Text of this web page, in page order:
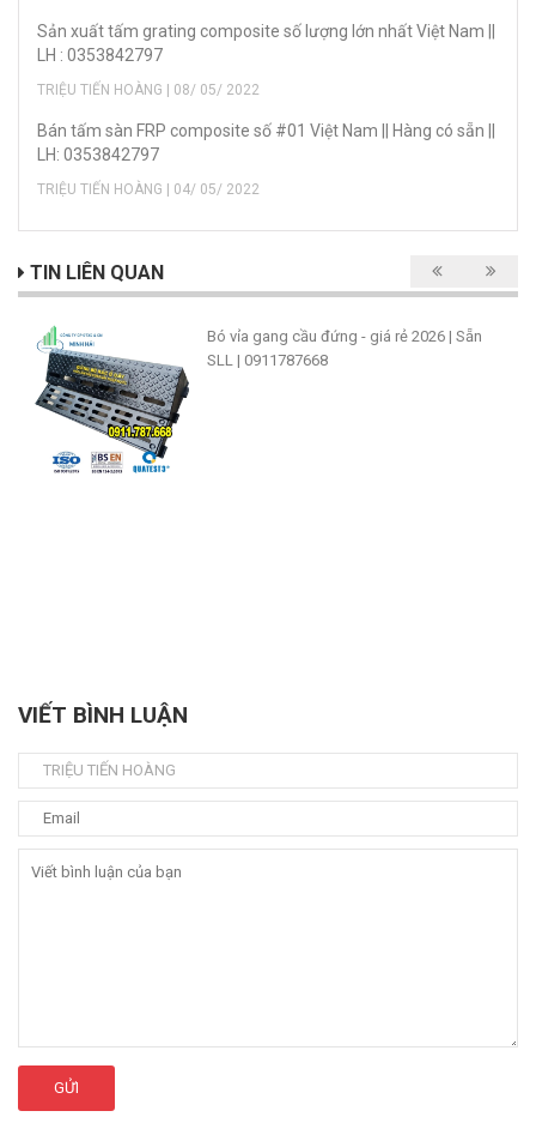
Sản xuất tấm grating composite số lượng lớn nhất Việt Nam ||
LH : 0353842797
TRIỆU TIẾN HOÀNG | 08/ 05/ 2022
Bán tấm sàn FRP composite số #01 Việt Nam || Hàng có sẵn ||
LH: 0353842797
TRIỆU TIẾN HOÀNG | 04/ 05/ 2022
TIN LIÊN QUAN
Bó vỉa gang cầu đứng - giá rẻ 2026 | Sẵn
SLL | 0911787668
VIẾT BÌNH LUẬN
GỬI